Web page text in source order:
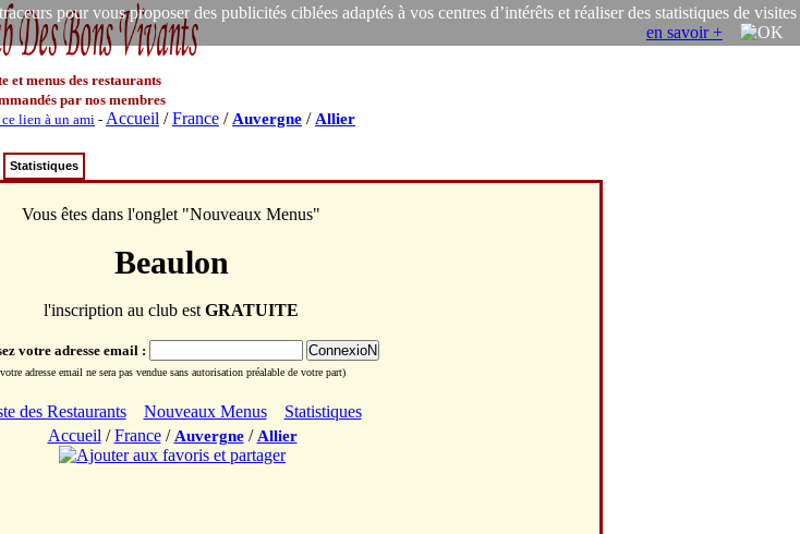
pour vous proposer des publicités ciblées adaptés à vos centres d’intérêts et réaliser des statistiques de visites
en savoir +
et menus des restaurants
par nos membres
lien à un ami- Accueil /France / Auvergne / Allier
Statistiques
Vous êtes dans l'onglet "Nouveaux Menus"
Beaulon
l'inscription au club est GRATUITE
votre adresse email :
adresse email ne sera pas vendue sans autorisation préalable de votre part)
des Restaurants Nouveaux Menus
Statistiques
Accueil /France/ Auvergne/ Allier